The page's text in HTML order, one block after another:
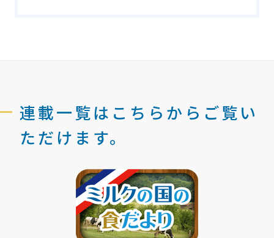
連載一覧はこちらからご覧い
ただけます。